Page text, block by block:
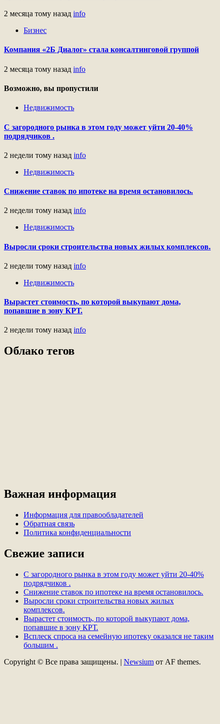
2 месяца тому назад info
Бизнес
Компания «2Б Диалог» стала консалтинговой группой
2 месяца тому назад info
Возможно, вы пропустили
Недвижимость
С загородного рынка в этом году может уйти 20-40%
подрядчиков .
2 недели тому назад info
Недвижимость
Снижение ставок по ипотеке на время остановилось.
2 недели тому назад info
Недвижимость
Выросли сроки строительства новых жилых комплексов.
2 недели тому назад info
Недвижимость
Вырастет стоимость, по которой выкупают дома,
попавшие в зону КРТ.
2 недели тому назад info
Облако тегов
Важная информация
Информация для правообладателей
Обратная связь
Политика конфиденциальности
Свежие записи
С загородного рынка в этом году может уйти 20-40%
подрядчиков .
Снижение ставок по ипотеке на время остановилось.
Выросли сроки строительства новых жилых
комплексов.
Вырастет стоимость, по которой выкупают дома,
попавшие в зону КРТ.
Всплеск спроса на семейную ипотеку оказался не таким
большим .
Copyright © Все права защищены. | Newsium от AF themes.